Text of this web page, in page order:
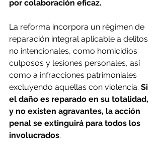
por colaboración eficaz.
La reforma incorpora un régimen de
reparación integral aplicable a delitos
no intencionales, como homicidios
culposos y lesiones personales, así
como a infracciones patrimoniales
excluyendo aquellas con violencia. Si
el daño es reparado en su totalidad,
y no existen agravantes, la acción
penal se extinguirá para todos los
involucrados.